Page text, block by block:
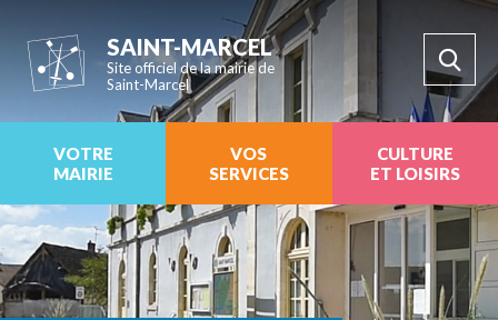
SAINT-MARCEL
Site officiel de la mairie de
Saint-Marcel
VOTRE
MAIRIE
VOS
SERVICES
CULTURE
ET LOISIRS